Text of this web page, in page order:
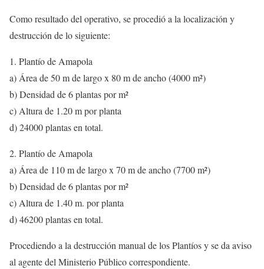
Como resultado del operativo, se procedió a la localización y
destrucción de lo siguiente:
1. Plantío de Amapola
a) Área de 50 m de largo x 80 m de ancho (4000 m²)
b) Densidad de 6 plantas por m²
c) Altura de 1.20 m por planta
d) 24000 plantas en total.
2. Plantío de Amapola
a) Área de 110 m de largo x 70 m de ancho (7700 m²)
b) Densidad de 6 plantas por m²
c) Altura de 1.40 m. por planta
d) 46200 plantas en total.
Procediendo a la destrucción manual de los Plantíos y se da aviso
al agente del Ministerio Público correspondiente.